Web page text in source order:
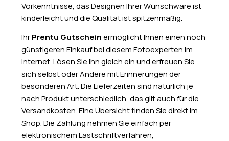
Vorkenntnisse, das Designen Ihrer Wunschware ist
kinderleicht und die Qualität ist spitzenmäßig.
IhrPrentu Gutscheinermöglicht Ihnen einen noch
günstigeren Einkauf bei diesem Fotoexperten im
Internet. Lösen Sie ihn gleich ein und erfreuen Sie
sich selbst oder Andere mit Erinnerungen der
besonderen Art. Die Lieferzeiten sind natürlich je
nach Produkt unterschiedlich, das gilt auch für die
Versandkosten. Eine Übersicht finden Sie direkt im
Shop. Die Zahlung nehmen Sie einfach per
elektronischem Lastschriftverfahren,